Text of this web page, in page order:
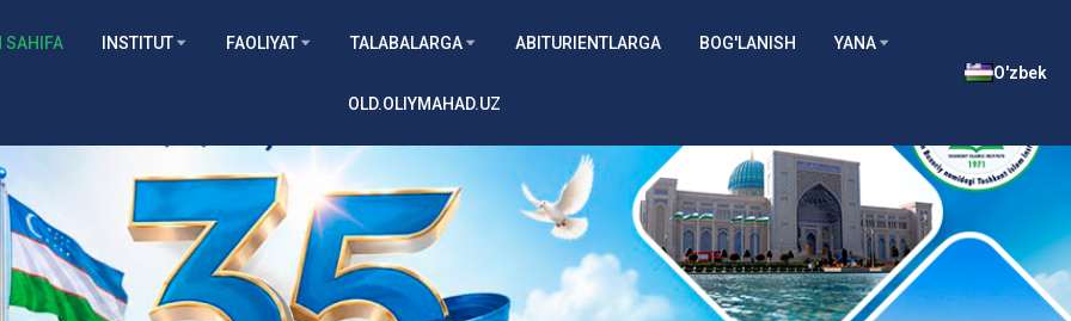
SAHIFA INSTITUT FAOLIYAT TALABALARGA ABITURIENTLARGA BOG'LANISH YANA
OLD.OLIYMAHAD.UZ
O'zbek